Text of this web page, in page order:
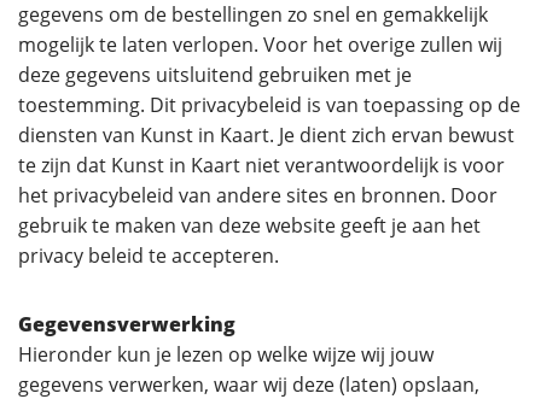
gegevens om de bestellingen zo snel en gemakkelijk
mogelijk te laten verlopen. Voor het overige zullen wij
deze gegevens uitsluitend gebruiken met je
toestemming. Dit privacybeleid is van toepassing op de
diensten van Kunst in Kaart. Je dient zich ervan bewust
te zijn dat Kunst in Kaart niet verantwoordelijk is voor
het privacybeleid van andere sites en bronnen. Door
gebruik te maken van deze website geeft je aan het
privacy beleid te accepteren.
Gegevensverwerking
Hieronder kun je lezen op welke wijze wij jouw
gegevens verwerken, waar wij deze (laten) opslaan,